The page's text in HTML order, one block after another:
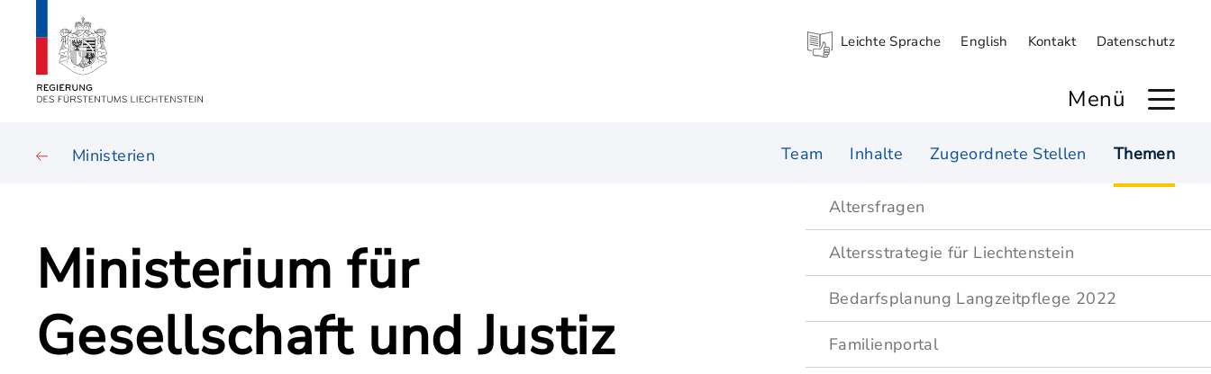
Leichte Sprache English Kontakt Datenschutz
Menü
Ministerien Team Inhalte Zugeordnete Stellen Themen
Altersfragen
Altersstrategie für Liechtenstein
Bedarfsplanung Langzeitpflege 2022
Familienportal
Ministerium für
Gesellschaft und Justiz